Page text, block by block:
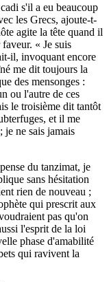
s'il a eu beaucoup
les Grecs, ajoute-t-
agite la tête quand il
« Je suis
il, invoquant encore
me dit toujours la
des mensonges :
ou l'autre de ces
le troisième dit tantôt
et il me
je ne sais jamais
du tanzimat, je
sans hésitation
rien de nouveau ;
qui prescrit aux
pas qu'on
l'esprit de la loi
phase d'amabilité
qui ravivent la